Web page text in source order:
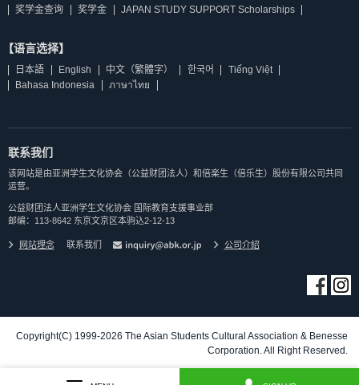
奖学金查询 奖学金 JAPAN STUDY SUPPORT Scholarships
【语言选择】
日本語 English 中文（繁體字） 한국어
Tiếng Việt
Bahasa Indonesia
ภาษาไทย
联系我们
该网站是由亚洲学生文化协会（公益财团法人）和倍楽生（倍乐生）股份有限公司共同
运营。
公益财团法人亚洲学生文化协会 国际教育支援事业部
邮编：113-8642 东京文京区本驹込2-12-13
网站理念 联系我们 公司介紹
Copyright(C) 1999-2026 The Asian Students Cultural Association & Benesse
Corporation. All Right Reserved.